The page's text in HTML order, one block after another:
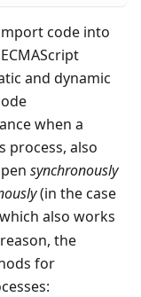
code into
and dynamic
when a
process, also
synchronously
(in the case
also works
the
for